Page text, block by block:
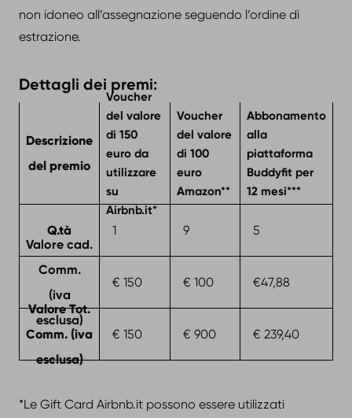
non idoneo all’assegnazione seguendo l’ordine di
estrazione.
Dettagli dei premi:
Descrizione
del premio
Q.tà
Valore cad.
Comm.
(iva
esclusa)
Valore Tot.
Comm. (iva
esclusa)
Voucher
del valore
di 150
euro da
utilizzare
su
Airbnb.it*
1
€ 150
€ 150
Voucher
del valore
di 100
euro
Amazon**
9
€ 100
€ 900
Abbonamento
alla
piattaforma
Buddyfit per
12 mesi***
5
€47,88
€ 239,40
*Le Gift Card Airbnb.it possono essere utilizzati